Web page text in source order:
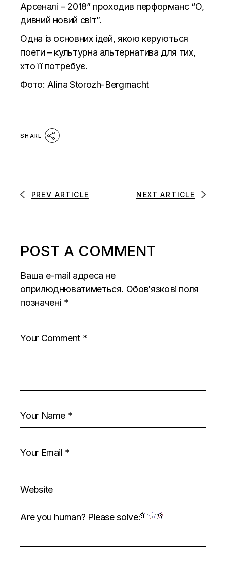
Арсеналі – 2018” проходив перформанс “О,
дивний новий світ”.
Одна із основних ідей, якою керуються
поети – культурна альтернатива для тих,
хто її потребує.
Фото: Alina Storozh-Bergmacht
SHARE
PREV ARTICLE NEXT ARTICLE
POST A COMMENT
Ваша e-mail адреса не
оприлюднюватиметься. Обов’язкові поля
позначені *
Are you human? Please solve: